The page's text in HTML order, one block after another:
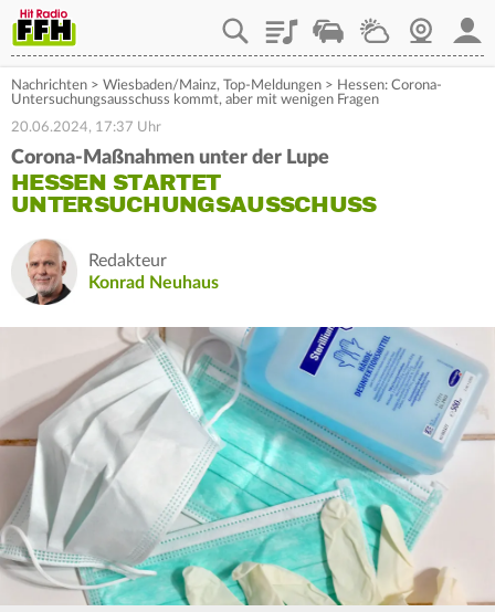
PlaylistStaupilotWetterWebcam
Nachrichten > Wiesbaden/Mainz, Top-Meldungen > Hessen: Corona-
Untersuchungsausschuss kommt, aber mit wenigen Fragen
20.06.2024, 17:37 Uhr
Corona-Maßnahmen unter der Lupe
HESSEN STARTET
UNTERSUCHUNGSAUSSCHUSS
Redakteur
Konrad Neuhaus